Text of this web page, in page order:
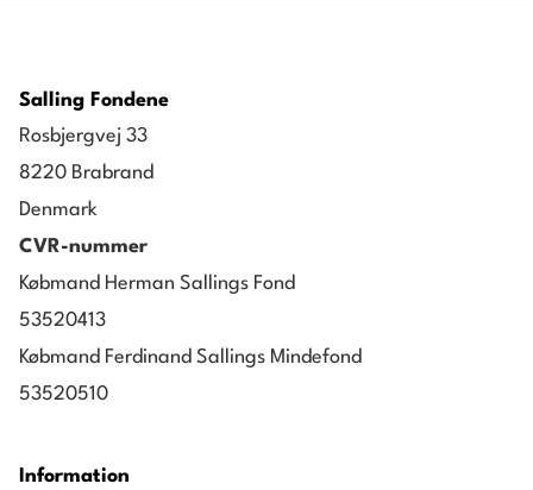
Salling Fondene
Rosbjergvej 33
8220 Brabrand
Denmark
CVR-nummer
Købmand Herman Sallings Fond
53520413
Købmand Ferdinand Sallings Mindefond
53520510
Information